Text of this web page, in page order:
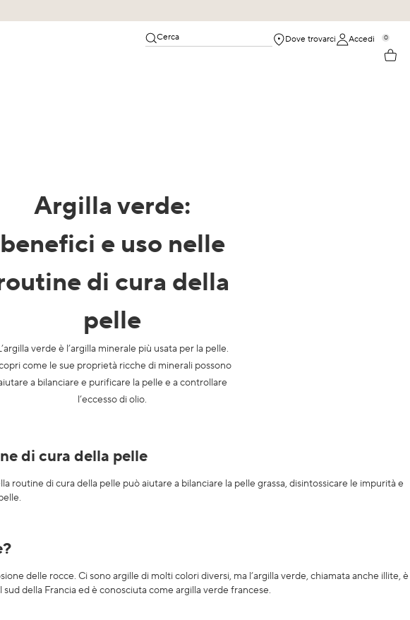
Cerca Dove trovarci Accedi 0
Argilla verde:
benefici e uso nelle
di cura della
pelle
verde è l’argilla minerale più usata per la pelle.
come le sue proprietà ricche di minerali possono
a bilanciare e purificare la pelle e a controllare
l’eccesso di olio.
di cura della pelle
di cura della pelle può aiutare a bilanciare la pelle grassa, disintossicare le impurità e
delle rocce. Ci sono argille di molti colori diversi, ma l’argilla verde, chiamata anche illite, è
della Francia ed è conosciuta come argilla verde francese.